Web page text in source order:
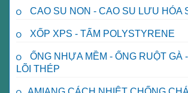
CAO SU NON - CAO SU LƯU HÓA
XỐP XPS - TẤM POLYSTYRENE
ỐNG NHỰA MỀM - ỐNG RUỘT GÀ
LÕI THÉP